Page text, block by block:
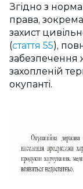
Згідно з
права,
захист
(стаття 55),
забезпечення
захопленій
окупанті.